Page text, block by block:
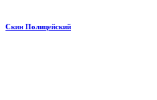
Скин Полицейский